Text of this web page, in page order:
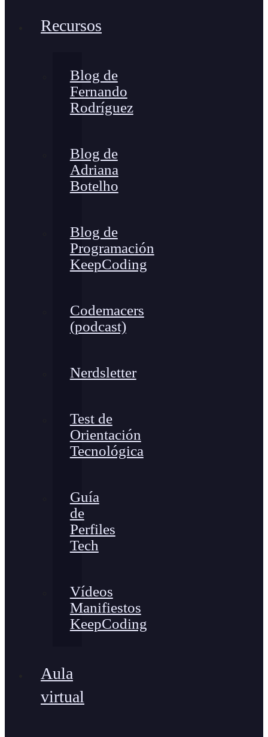
Recursos
Blog de
Fernando
Rodríguez
Blog de
Adriana
Botelho
Blog de
Programación
KeepCoding
Codemacers
(podcast)
Nerdsletter
Test de
Orientación
Tecnológica
Guía
de
Perfiles
Tech
Vídeos
Manifiestos
KeepCoding
Aula
virtual